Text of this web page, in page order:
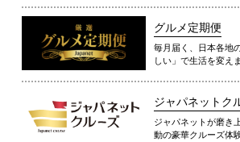
グルメ定期便
毎月届く、日本各地
しい」で生活を変え
ジャパネットク
ジャパネットが磨き
動の豪華クルーズ体験